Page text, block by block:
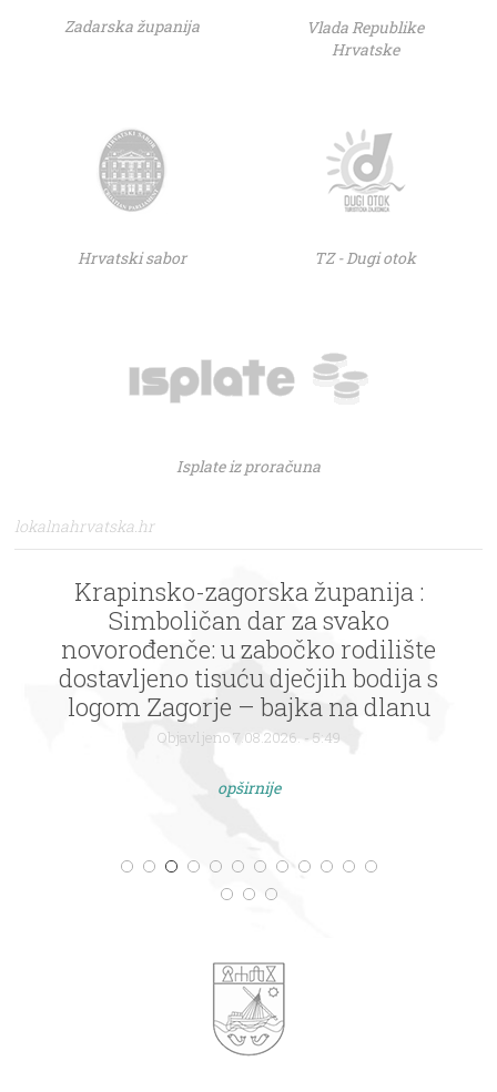
Zadarska županija
Vlada Republike
Hrvatske
Hrvatski sabor TZ - Dugi otok
Isplate iz proračuna
lokalnahrvatska.hr
Samobor : Izrada uspornika prometa
Objavljeno 7.08.2026. - 5:49
opširnije